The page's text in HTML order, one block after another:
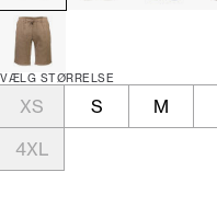
VÆLG STØRRELSE
XS S M
4XL